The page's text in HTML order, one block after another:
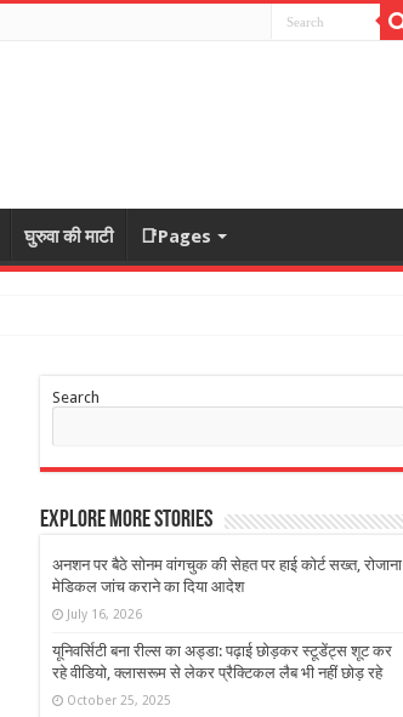
घुरुवा की माटी 📑Pages
Search
Explore More Stories
अनशन पर बैठे सोनम वांगचुक की सेहत पर हाई कोर्ट सख्त, रोजाना
मेडिकल जांच कराने का दिया आदेश
July 16, 2026
यूनिवर्सिटी बना रील्स का अड्डा: पढ़ाई छोड़कर स्टूडेंट्स शूट कर
रहे वीडियो, क्लासरूम से लेकर प्रैक्टिकल लैब भी नहीं छोड़ रहे
October 25, 2025